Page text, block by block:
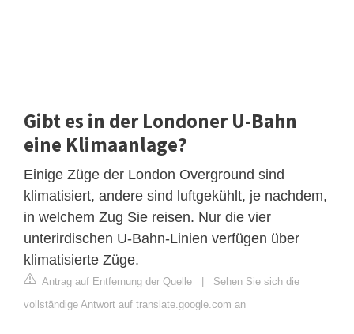
Gibt es in der Londoner U-Bahn
eine Klimaanlage?
Einige Züge der London Overground sind
klimatisiert, andere sind luftgekühlt, je nachdem,
in welchem ​​Zug Sie reisen. Nur die vier
unterirdischen U-Bahn-Linien verfügen über
klimatisierte Züge.
Antrag auf Entfernung der Quelle
Sehen Sie sich die
vollständige Antwort auf translate.google.com an